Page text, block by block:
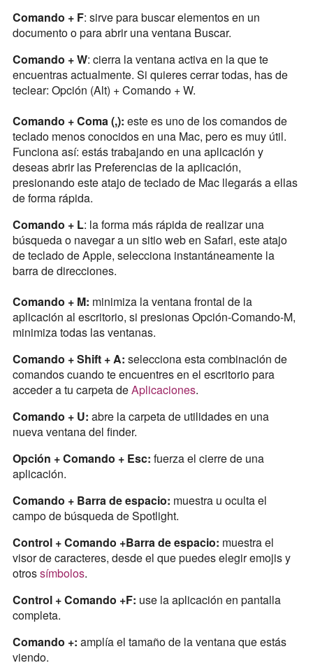
Comando + F: sirve para buscar elementos en un
documento o para abrir una ventana Buscar.
Comando + W: cierra la ventana activa en la que te
encuentras actualmente. Si quieres cerrar todas, has de
teclear: Opción (Alt) + Comando + W.
Comando + Coma (,): este es uno de los comandos de
teclado menos conocidos en una Mac, pero es muy útil.
Funciona así: estás trabajando en una aplicación y
deseas abrir las Preferencias de la aplicación,
presionando este atajo de teclado de Mac llegarás a ellas
de forma rápida.
Comando + L: la forma más rápida de realizar una
búsqueda o navegar a un sitio web en Safari, este atajo
de teclado de Apple, selecciona instantáneamente la
barra de direcciones.
Comando + M: minimiza la ventana frontal de la
aplicación al escritorio, si presionas Opción-Comando-M,
minimiza todas las ventanas.
Comando + Shift + A: selecciona esta combinación de
comandos cuando te encuentres en el escritorio para
acceder a tu carpeta deAplicaciones.
Comando + U: abre la carpeta de utilidades en una
nueva ventana del finder.
Opción + Comando + Esc: fuerza el cierre de una
aplicación.
Comando + Barra de espacio: muestra u oculta el
campo de búsqueda de Spotlight.
Control + Comando +Barra de espacio: muestra el
visor de caracteres, desde el que puedes elegir emojis y
otrossímbolos.
Control + Comando +F: use la aplicación en pantalla
completa.
Comando +: amplía el tamaño de la ventana que estás
viendo.